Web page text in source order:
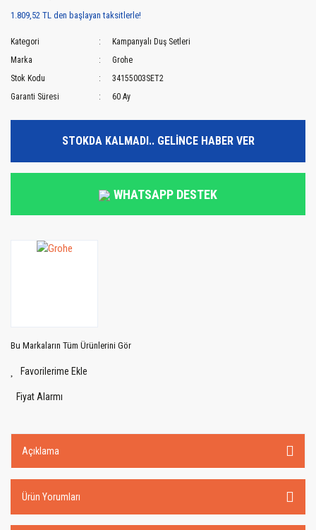
1.809,52 TL den başlayan taksitlerle!
Kategori
Kampanyalı Duş Setleri
Marka
Grohe
Stok Kodu
34155003SET2
Garanti Süresi
60 Ay
STOKDA KALMADI.. GELİNCE HABER VER
WHATSAPP DESTEK
Bu Markaların Tüm Ürünlerini Gör
Fiyat Alarmı
Açıklama
Ürün Yorumları